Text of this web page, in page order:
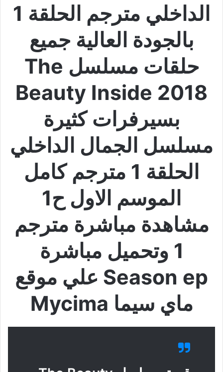
الداخلي مترجم الحلقة 1
بالجودة العالية جميع
حلقات مسلسل The
Beauty Inside 2018
بسيرفرات كثيرة
مسلسل الجمال الداخلي
الحلقة 1 مترجم كامل
الموسم الاول ح1
مشاهدة مباشرة مترجم
1 وتحميل مباشرة
Season ep علي موقع
ماي سيما Mycima